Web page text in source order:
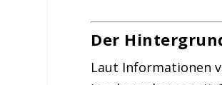
Der
Laut Informationen